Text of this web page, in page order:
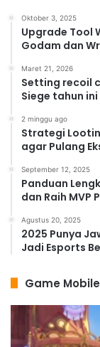
Oktober 3, 2025
Upgrade Tool
Godam dan
Maret 21, 2026
Setting recoil
Siege tahun ini
2 minggu ago
Strategi
agar Pulang
September 12, 2025
Panduan
dan Raih MVP
Agustus 20, 2025
2025 Punya
Jadi Esports
Game Mobile